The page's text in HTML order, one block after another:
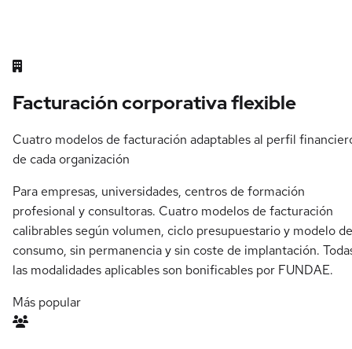
Facturación corporativa flexible
Cuatro modelos de facturación adaptables al perfil
de cada organización
Para empresas, universidades, centros de formación
profesional y consultoras. Cuatro modelos de facturación
calibrables según volumen, ciclo presupuestario y modelo de
consumo, sin permanencia y sin coste de implantación.
las modalidades aplicables son bonificables por FUNDAE.
Más popular